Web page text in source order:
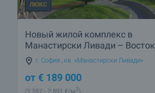
ЛЮКС
Новый жилой комплекс в
Манастирски Ливади – Восток
г. София , кв. «Манастирски Ливади»
от € 189 000
(1 597 - 2 891 €/м2)